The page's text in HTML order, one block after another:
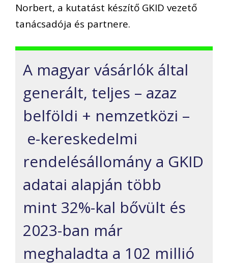
Norbert, a kutatást készítő GKID vezető
tanácsadója és partnere.
A magyar vásárlók által
generált, teljes – azaz
belföldi + nemzetközi –
e-kereskedelmi
rendelésállomány a GKID
adatai alapján több
mint 32%-kal bővült és
2023-ban már
meghaladta a 102 millió